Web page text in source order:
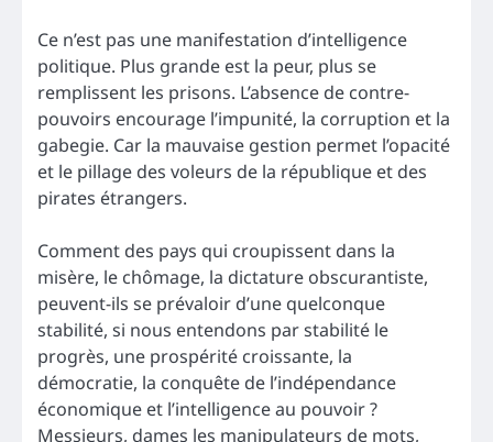
Ce n’est pas une manifestation d’intelligence
politique. Plus grande est la peur, plus se
remplissent les prisons. L’absence de contre-
pouvoirs encourage l’impunité, la corruption et la
gabegie. Car la mauvaise gestion permet l’opacité
et le pillage des voleurs de la république et des
pirates étrangers.
Comment des pays qui croupissent dans la
misère, le chômage, la dictature obscurantiste,
peuvent-ils se prévaloir d’une quelconque
stabilité, si nous entendons par stabilité le
progrès, une prospérité croissante, la
démocratie, la conquête de l’indépendance
économique et l’intelligence au pouvoir ?
Messieurs, dames les manipulateurs de mots,